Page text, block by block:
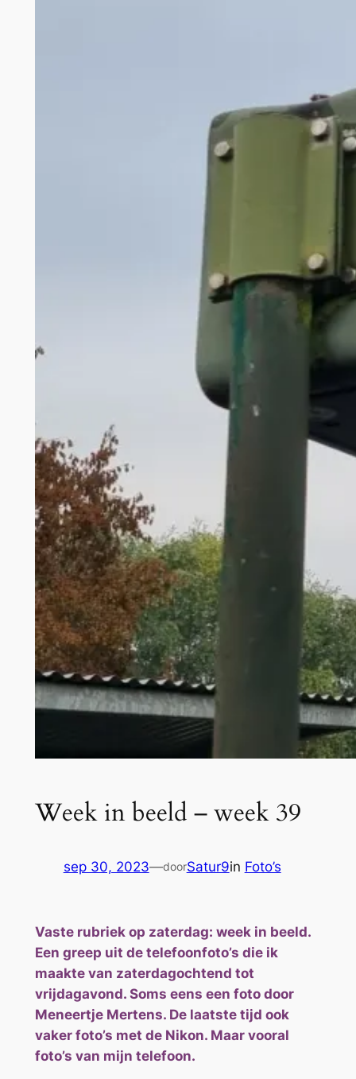
Week in beeld – week 39
sep 30, 2023—doorSatur9in Foto’s
Vaste rubriek op zaterdag: week in beeld.
Een greep uit de telefoonfoto’s die ik
maakte van zaterdagochtend tot
vrijdagavond. Soms eens een foto door
Meneertje Mertens. De laatste tijd ook
vaker foto’s met de Nikon. Maar vooral
foto’s van mijn telefoon.